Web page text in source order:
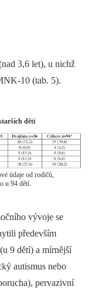
3,6 let), u nichž
10 (tab. 5).
dětí
údaje od rodičů,
u 94 dětí.
vývoje se
především
9 dětí) a mírnější
autismus nebo
pervazivní